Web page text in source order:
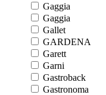
Gaggia
Gaggia
Gallet
GARDENA
Garett
Garni
Gastroback
Gastronoma